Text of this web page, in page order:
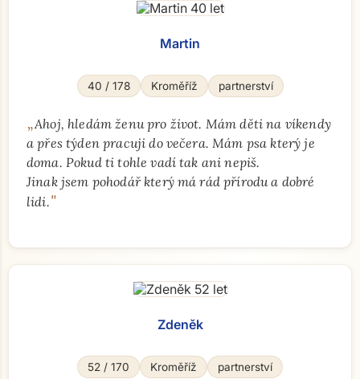
Přejít na hlavní obsah
Martin
40 / 178 Kroměříž partnerství
„Ahoj, hledám ženu pro život. Mám děti na víkendy
a přes týden pracuji do večera. Mám psa který je
doma. Pokud ti tohle vadí tak ani nepiš.
Jinak jsem pohodář který má rád přírodu a dobré
lidi."
Zdeněk
52 / 170 Kroměříž partnerství